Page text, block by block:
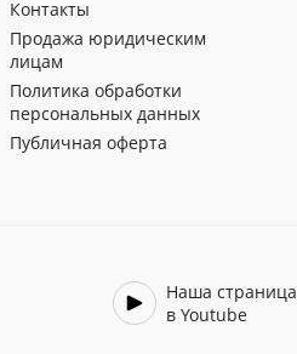
Контакты
Продажа юридическим
лицам
Политика обработки
персональных данных
Публичная оферта
Наша страница
в Youtube